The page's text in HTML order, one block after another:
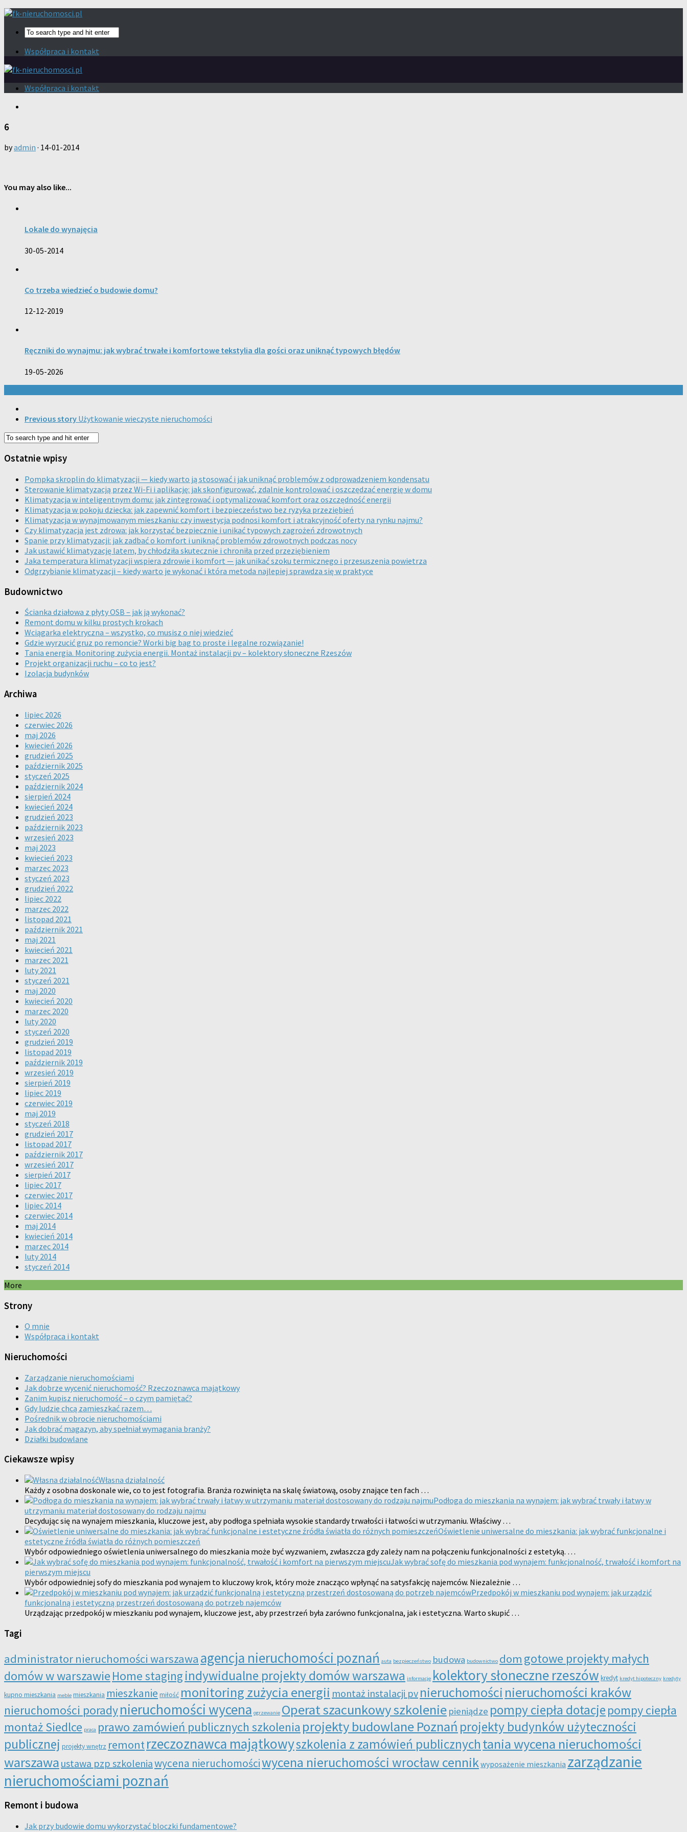
Współpraca i kontakt
Współpraca i kontakt
6
byadmin · 14-01-2014
You may also like...
Lokale do wynajęcia
30-05-2014
Co trzeba wiedzieć o budowie domu?
12-12-2019
Ręczniki do wynajmu: jak wybrać trwałe i komfortowe tekstylia dla gości oraz uniknąć typowych błędów
19-05-2026
Previous story Użytkowanie wieczyste nieruchomości
Ostatnie wpisy
Pompka skroplin do klimatyzacji — kiedy warto ją stosować i jak uniknąć problemów z odprowadzeniem kondensatu
Sterowanie klimatyzacją przez Wi-Fi i aplikację: jak skonfigurować, zdalnie kontrolować i oszczędzać energię w domu
Klimatyzacja w inteligentnym domu: jak zintegrować i optymalizować komfort oraz oszczędność energii
Klimatyzacja w pokoju dziecka: jak zapewnić komfort i bezpieczeństwo bez ryzyka przeziębień
Klimatyzacja w wynajmowanym mieszkaniu: czy inwestycja podnosi komfort i atrakcyjność oferty na rynku najmu?
Czy klimatyzacja jest zdrowa: jak korzystać bezpiecznie i unikać typowych zagrożeń zdrowotnych
Spanie przy klimatyzacji: jak zadbać o komfort i uniknąć problemów zdrowotnych podczas nocy
Jak ustawić klimatyzację latem, by chłodziła skutecznie i chroniła przed przeziębieniem
Jaka temperatura klimatyzacji wspiera zdrowie i komfort — jak unikać szoku termicznego i przesuszenia powietrza
Odgrzybianie klimatyzacji – kiedy warto je wykonać i która metoda najlepiej sprawdza się w praktyce
Budownictwo
Ścianka działowa z płyty OSB – jak ją wykonać?
Remont domu w kilku prostych krokach
Wciągarka elektryczna – wszystko, co musisz o niej wiedzieć
Gdzie wyrzucić gruz po remoncie? Worki big bag to proste i legalne rozwiązanie!
Tania energia. Monitoring zużycia energii. Montaż instalacji pv – kolektory słoneczne Rzeszów
Projekt organizacji ruchu – co to jest?
Izolacja budynków
Archiwa
lipiec 2026
czerwiec 2026
maj 2026
kwiecień 2026
grudzień 2025
październik 2025
styczeń 2025
październik 2024
sierpień 2024
kwiecień 2024
grudzień 2023
październik 2023
wrzesień 2023
maj 2023
kwiecień 2023
marzec 2023
styczeń 2023
grudzień 2022
lipiec 2022
marzec 2022
listopad 2021
październik 2021
maj 2021
kwiecień 2021
marzec 2021
luty 2021
styczeń 2021
maj 2020
kwiecień 2020
marzec 2020
luty 2020
styczeń 2020
grudzień 2019
listopad 2019
październik 2019
wrzesień 2019
sierpień 2019
lipiec 2019
czerwiec 2019
maj 2019
styczeń 2018
grudzień 2017
listopad 2017
październik 2017
wrzesień 2017
sierpień 2017
lipiec 2017
czerwiec 2017
lipiec 2014
czerwiec 2014
maj 2014
kwiecień 2014
marzec 2014
luty 2014
styczeń 2014
More
Strony
O mnie
Współpraca i kontakt
Nieruchomości
Zarządzanie nieruchomościami
Jak dobrze wycenić nieruchomość? Rzeczoznawca majątkowy
Zanim kupisz nieruchomość – o czym pamiętać?
Gdy ludzie chcą zamieszkać razem…
Pośrednik w obrocie nieruchomościami
Jak dobrać magazyn, aby spełniał wymagania branży?
Działki budowlane
Ciekawsze wpisy
Własna działalność
Każdy z osobna doskonale wie, co to jest fotografia. Branża rozwinięta na skalę światową, osoby znające ten fach …
Podłoga do mieszkania na wynajem: jak wybrać trwały i łatwy w
utrzymaniu materiał dostosowany do rodzaju najmu
Decydując się na wynajem mieszkania, kluczowe jest, aby podłoga spełniała wysokie standardy trwałości i łatwości w utrzymaniu. Właściwy …
Oświetlenie uniwersalne do mieszkania: jak wybrać funkcjonalne i
estetyczne źródła światła do różnych pomieszczeń
Wybór odpowiedniego oświetlenia uniwersalnego do mieszkania może być wyzwaniem, zwłaszcza gdy zależy nam na połączeniu funkcjonalności z estetyką. …
Jak wybrać sofę do mieszkania pod wynajem: funkcjonalność, trwałość i komfort na
pierwszym miejscu
Wybór odpowiedniej sofy do mieszkania pod wynajem to kluczowy krok, który może znacząco wpłynąć na satysfakcję najemców. Niezależnie …
Przedpokój w mieszkaniu pod wynajem: jak urządzić
funkcjonalną i estetyczną przestrzeń dostosowaną do potrzeb najemców
Urządzając przedpokój w mieszkaniu pod wynajem, kluczowe jest, aby przestrzeń była zarówno funkcjonalna, jak i estetyczna. Warto skupić …
Tagi
administrator nieruchomości warszawa agencja nieruchomości poznań auta bezpieczeństwo budowa budownictwo dom gotowe projekty małych
domów w warszawie Home staging indywidualne projekty domów warszawa informacje kolektory słoneczne rzeszów kredyt kredyt hipoteczny kredyty
kupno mieszkania meble mieszkania mieszkanie miłość monitoring zużycia energii montaż instalacji pv nieruchomości nieruchomości kraków
nieruchomości poradynieruchomości wycena ogrzewanie Operat szacunkowy szkolenie pieniądze pompy ciepła dotacjepompy ciepła
montaż Siedlce praca prawo zamówień publicznych szkolenia projekty budowlane Poznań projekty budynków użyteczności
publicznej projekty wnętrz remontrzeczoznawca majątkowyszkolenia z zamówień publicznychtania wycena nieruchomości
warszawa ustawa pzp szkoleniawycena nieruchomościwycena nieruchomości wrocław cennikwyposażenie mieszkania zarządzanie
nieruchomościami poznań
Remont i budowa
Jak przy budowie domu wykorzystać bloczki fundamentowe?